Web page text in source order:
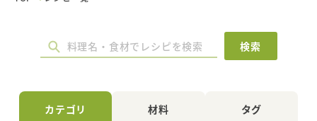
つ
ゆ・
調
味
検索
カテゴリ 材料 タグ